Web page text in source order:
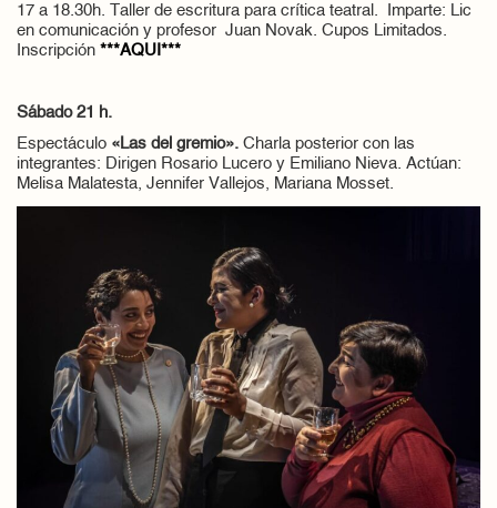
17 a 18.30h. Taller de escritura para crítica teatral. Imparte: Lic
en comunicación y profesor Juan Novak. Cupos Limitados.
Inscripción ***AQUI***
Sábado 21 h.
Espectáculo «Las del gremio». Charla posterior con las
integrantes: Dirigen Rosario Lucero y Emiliano Nieva. Actúan:
Melisa Malatesta, Jennifer Vallejos, Mariana Mosset.